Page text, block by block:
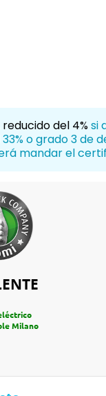
del 4%si
o grado 3 de
mandar el
Milano